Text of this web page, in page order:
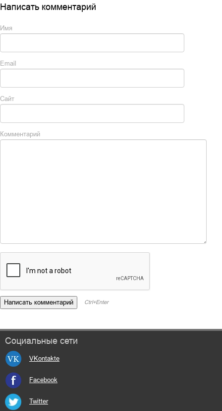
Написать комментарий
Имя
Email
Сайт
Комментарий
Ctrl+Enter
Социальные сети
VKontakte
Facebook
Twitter